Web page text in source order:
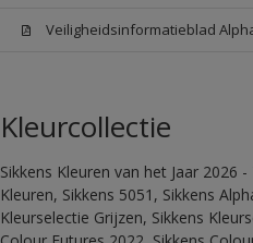
Veiligheidsinformatieblad
Kleurcollectie
Sikkens Kleuren van het Jaar 2026
Kleuren, Sikkens 5051, Sikkens
Kleurselectie Grijzen, Sikkens